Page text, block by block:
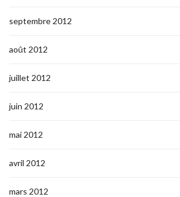
septembre 2012
août 2012
juillet 2012
juin 2012
mai 2012
avril 2012
mars 2012